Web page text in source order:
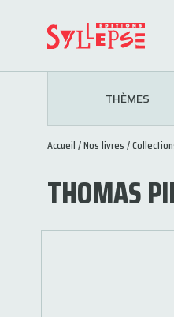
THÈMES
Accueil/Nos livres/
THOMAS